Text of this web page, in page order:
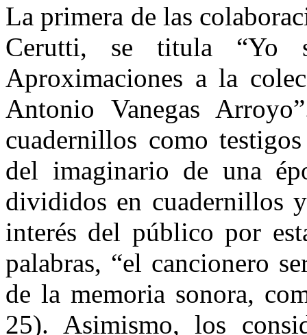
La primera de las
Cerutti, se titula “Yo
Aproximaciones a la
Antonio Vanegas
cuadernillos como
del imaginario de una
divididos en cuadernillos
interés del público por
palabras, “el cancionero
de la memoria sonora,
25). Asimismo, los